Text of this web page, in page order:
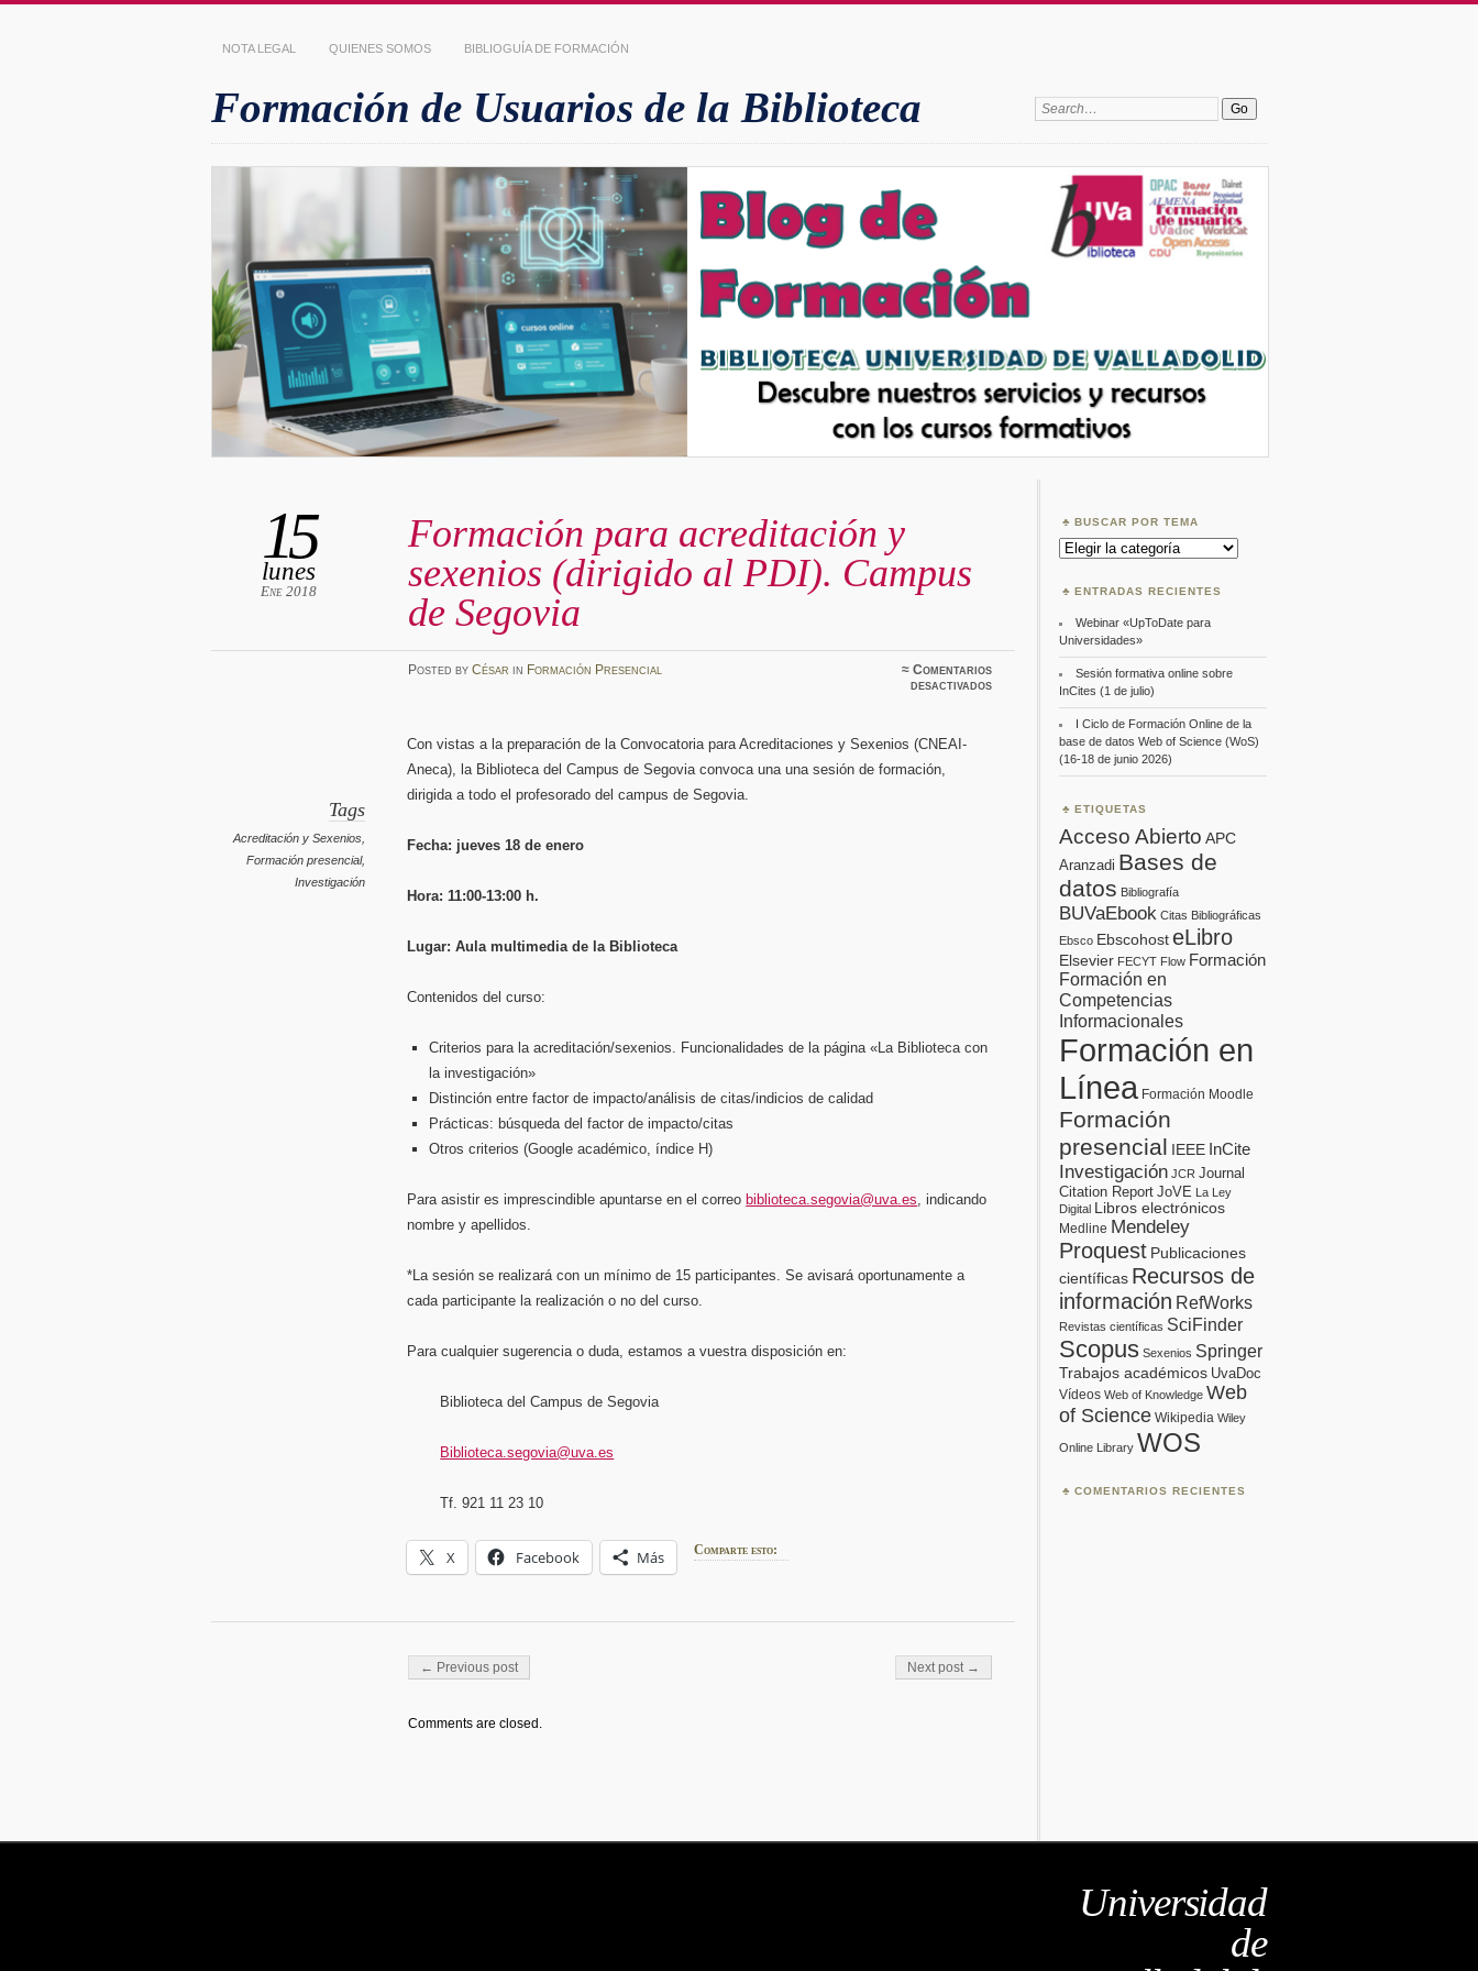
NOTA LEGAL QUIENES SOMOS BIBLIOGUÍA DE FORMACIÓN
Formación de Usuarios de la Biblioteca Search:
Formación para acreditación y
sexenios (dirigido al PDI). Campus
de Segovia
15
lunes
Ene 2018
Posted by César in Formación Presencial ≈Comentarios
desactivadosen
acreditación
Tags
Acreditación y Sexenios
Formación presencial,
Investigación
Con vistas a la preparación de la Convocatoria para Acreditaciones y Sexenios (CNEAI-
Aneca), la Biblioteca del Campus de Segovia convoca una una sesión de formación,
dirigida a todo el profesorado del campus de Segovia.
Fecha: jueves 18 de enero
Hora: 11:00-13:00 h.
Lugar: Aula multimedia de la Biblioteca
Contenidos del curso:
Criterios para la acreditación/sexenios. Funcionalidades de la página «La Biblioteca con
la investigación»
Distinción entre factor de impacto/análisis de citas/indicios de calidad
Prácticas: búsqueda del factor de impacto/citas
Otros criterios (Google académico, índice H)
Para asistir es imprescindible apuntarse en el correobiblioteca.segovia@uva.es , indicando
nombre y apellidos.
*La sesión se realizará con un mínimo de 15 participantes. Se avisará oportunamente a
cada participante la realización o no del curso.
Para cualquier sugerencia o duda, estamos a vuestra disposición en:
Biblioteca del Campus de Segovia
Biblioteca.segovia@uva.es
Tf. 921 11 23 10
Comparte esto:
X Facebook Más
Post navigation
← Previous post Next post →
Comments are closed.
BUSCAR POR TEMA
Buscar
por
ENTRADAS RECIENTES
Webinar «UpToDate para
Universidades»
Sesión formativa online sobre
InCites (1 de julio)
I Ciclo de Formación Online de la
base de datos Web of Science (WoS)
(16-18 de junio 2026)
ETIQUETAS
Acceso Abierto APC
Aranzadi Bases de
datos Bibliografía
BUVaEbook Citas Bibliográficas
Ebsco EbscohosteLibro
Elsevier FECYT Flow Formación
Formación en
Competencias
Informacionales
Formación en
Línea Formación Moodle
Formación
presencial IEEE InCite
Investigación JCR Journal
Citation Report JoVE La Ley
Digital Libros electrónicos
Medline Mendeley
Proquest Publicaciones
científicas Recursos de
información RefWorks
Revistas científicas SciFinder
Scopus Sexenios Springer
Trabajos académicos UvaDoc
Vídeos Web of Knowledge Web
of Science Wikipedia Wiley
Online Library WOS
COMENTARIOS RECIENTES
Universidad
de